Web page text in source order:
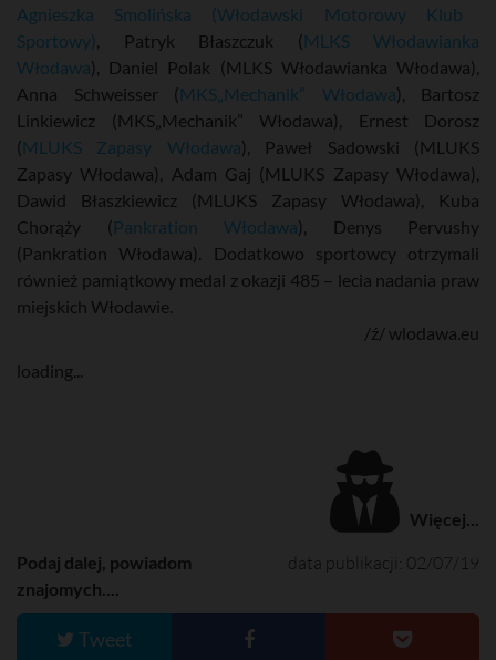
Agnieszka Smolińska (Włodawski Motorowy Klub
Sportowy)
, Patryk Błaszczuk (MLKS Włodawianka
Włodawa), Daniel Polak (MLKS Włodawianka Włodawa),
Anna Schweisser (MKS„Mechanik” Włodawa), Bartosz
Linkiewicz (MKS„Mechanik” Włodawa), Ernest Dorosz
(MLUKS Zapasy Włodawa), Paweł Sadowski (MLUKS
Zapasy Włodawa), Adam Gaj (MLUKS Zapasy Włodawa),
Dawid Błaszkiewicz (MLUKS Zapasy Włodawa), Kuba
Chorąży (Pankration Włodawa), Denys Pervushy
(Pankration Włodawa). Dodatkowo sportowcy otrzymali
również pamiątkowy medal z okazji 485 – lecia nadania praw
miejskich Włodawie.
/ź/ wlodawa.eu
loading...
Więcej...
data publikacji: 02/07/19
Podaj dalej, powiadom
znajomych....
Tweet